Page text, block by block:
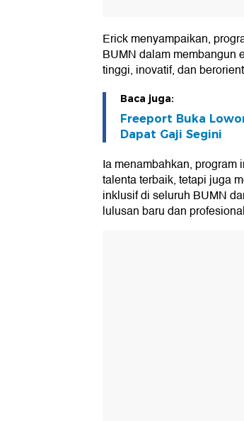
Erick menyampaikan,
BUMN dalam membangun
tinggi, inovatif, dan
Baca juga:
Freeport Buka
Dapat Gaji Segini
Ia menambahkan, program
talenta terbaik, tetapi juga
inklusif di seluruh BUMN
lulusan baru dan